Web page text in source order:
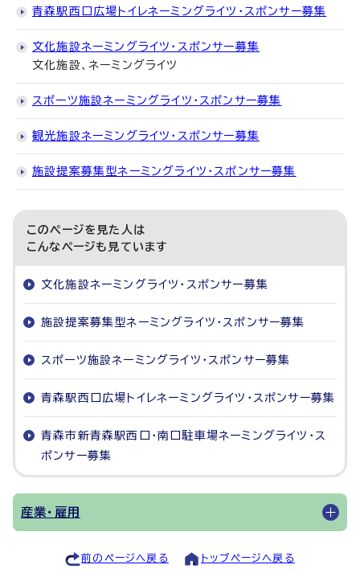
青森駅西口広場トイレネーミングライツ・スポンサー募集
文化施設ネーミングライツ・スポンサー募集
文化施設、ネーミングライツ
スポーツ施設ネーミングライツ・スポンサー募集
観光施設ネーミングライツ・スポンサー募集
施設提案募集型ネーミングライツ・スポンサー募集
このページを見た人は
こんなページも見ています
文化施設ネーミングライツ・スポンサー募集
施設提案募集型ネーミングライツ・スポンサー募集
スポーツ施設ネーミングライツ・スポンサー募集
青森駅西口広場トイレネーミングライツ・スポンサー募集
青森市新青森駅西口・南口駐車場ネーミングライツ・ス
ポンサー募集
産業・雇用
前のページへ戻る トップページへ戻る